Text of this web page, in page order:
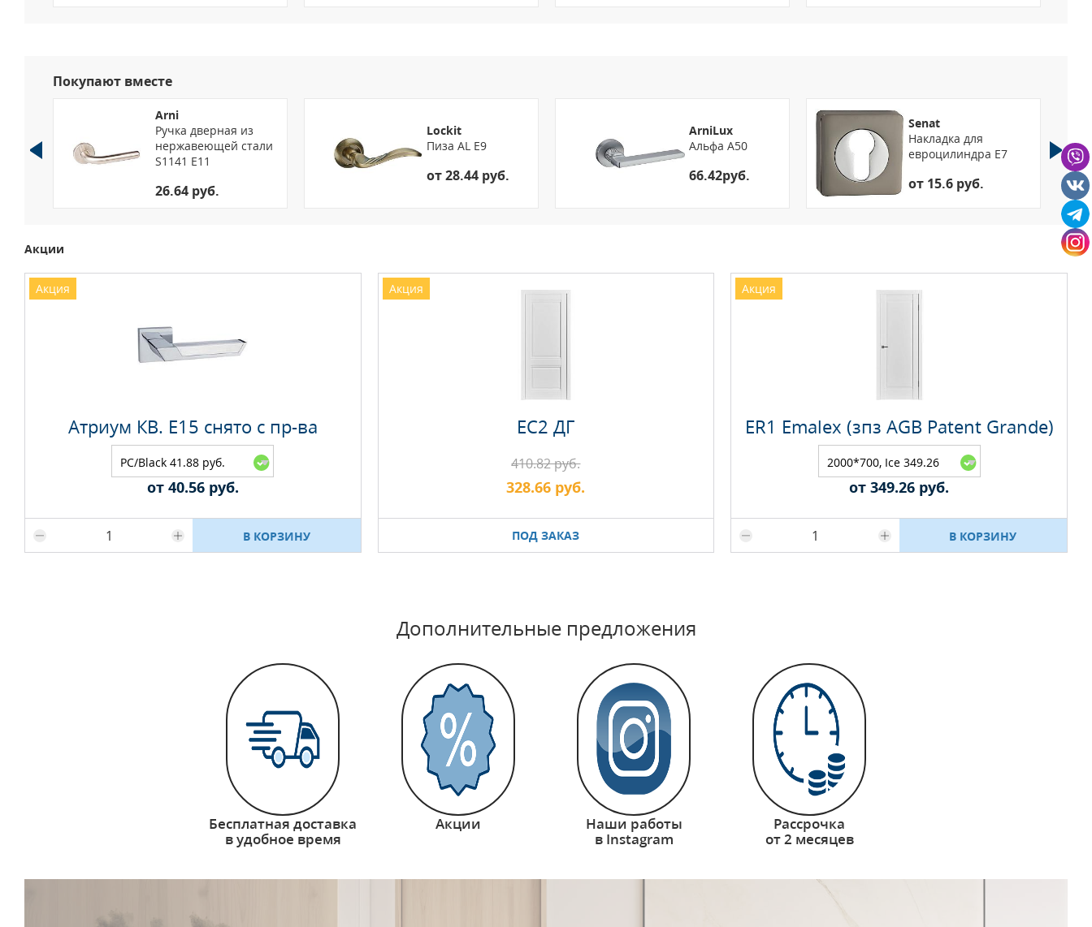
Покупают вместе
Arni
Ручка дверная из
нержавеющей стали
S1141 E11
26.64 руб.
Lockit
Пиза AL E9
от 28.44 руб.
ArniLux
Альфа A50
66.42руб.
Senat
Накладка для
евроцилиндра E7
от 15.6 руб.
Акции
Акция
Атриум КВ. E15 снято с пр-ва
PC/Black 41.88 руб.
В КОРЗИНУ
от 40.56 руб.
Акция
EC2 ДГ
ПОД ЗАКАЗ
410.82 руб.
328.66 руб.
Акция
ER1 Emalex (зпз AGB Patent Grande)
2000*700, Ice 349.26
В КОРЗИНУ
от 349.26 руб.
Дополнительные предложения
Бесплатная доставка
в удобное время
Акции
Наши работы
в Instagram
Рассрочка
от 2 месяцев